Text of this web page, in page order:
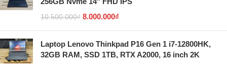
10.500.000₫ 8.000.000₫
Laptop Lenovo Thinkpad P16 Gen 1 i7-12800HK,
32GB RAM, SSD 1TB, RTX A2000, 16 inch 2K